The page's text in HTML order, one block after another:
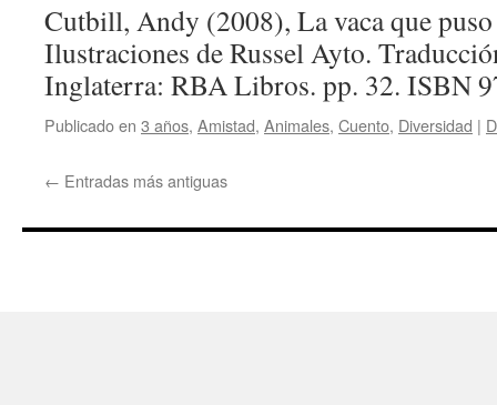
Cutbill, Andy (2008), La vaca que
Ilustraciones de Russel Ayto.
Inglaterra: RBA Libros. pp. 32. ISBN
Publicado en 3 años, Amistad, Animales, Cuento, Diversidad |
← Entradas más antiguas